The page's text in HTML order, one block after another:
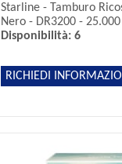
Starline - Tamburo
Nero - DR3200 -
Disponibilità: 6
RICHIEDI